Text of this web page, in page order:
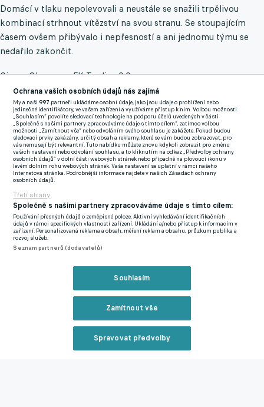
Domácí v tlaku nepolevovali a neustále se snažili trpělivou
kombinací strhnout vítězství na svou stranu. Se stoupajícím
časem ovšem přibývalo i nepřesností a ani jednomu týmu se
nedařilo zakončit.
Sigma Olomouc - FK Teplice 0:0
Hanáci vstupovali do utkání s cílem připsat si již čtvrtou výhru
na domácí půdě. Právě díky velmi dobré domácí bilanci se
nacházeli na solidní šesté příčce tabulky. Teplice byly naopak
předposlední, přičemž nedokázaly zvítězit již v šesti po sobě
jdoucích ligových kláních. Byli to ovšem právě Severočeši, kteří
měli v úvodu herně navrch a zahrozili jako první. Robert Jukl si
ve vápně zpracoval míč a jeho tvrdý pokus na přední tyč jen s
vypětím všech sil vytěsnil Jan Koutný mimo ohrožení.
Ve druhé polovině prvního dějství už nicméně začala postupně
přebírat otěže zápasu domácí Sigma a po takřka půlhodině hry
mohla rovněž udeřit. Filip Slavíček poslal z pravé strany
přihrávku pod sebe, která doputovala až k levačce Jiřího Slámy.
Jeho pokus z první však fantasticky vytáhl Matouš Trmal na
břevno. Ve zbytku první půle už se toho moc neudálo, prim totiž
hrály hlavně obětavé obrany obou týmů.
Nejinak tomu bylo po změně stran, další větší šance tak přišla
až v 67. minutě, kdy po rychlém brejku připravil hostující Matěj
Ochrana vašich osobních údajů nás zajímá
My a naši997 partneři ukládáme osobní údaje, jako jsou údaje o prohlížení nebo
jedinečné identifikátory, ve vašem zařízení a využíváme přístup k nim. Volbou možnosti
„Souhlasím“ povolíte sledovací technologie na podporu účelů uvedených v části
„Společně s našimi partnery zpracováváme údaje s tímto cílem“, zatímco volbou
možnosti „Zamítnout vše“ nebo odvoláním svého souhlasu je zakážete. Pokud budou
sledovací prvky zakázány, určitý obsah a reklamy, které se vám budou zobrazovat, pro
vás nemusejí být relevantní. Tuto nabídku můžete znovu kdykoli zobrazit pro změnu
vašich nastavení nebo odvolání souhlasu, a to kliknutím na odkaz „Předvolby ochrany
osobních údajů“ v dolní části webových stránek nebo případně na plovoucí ikonu v
levém dolním rohu webových stránek. Vaše nastavení se uplatní v rámci našeho
Internetová stránka. Podrobnější informace najdete v našich Zásadách ochrany
osobních údajů.
Třetí strany
Společně s našimi partnery zpracováváme údaje s tímto cílem:
Používání přesných údajů o zeměpisné poloze. Aktivní vyhledávání identifikačních
údajů v rámci specifických vlastností zařízení. Ukládání a/nebo přístup k informacím v
zařízení. Personalizovaná reklama a obsah, měření reklam a obsahu, průzkum publika a
rozvoj služeb.
Seznam partnerů (dodavatelů)
Souhlasím
Zamítnout vše
Spravovat předvolby